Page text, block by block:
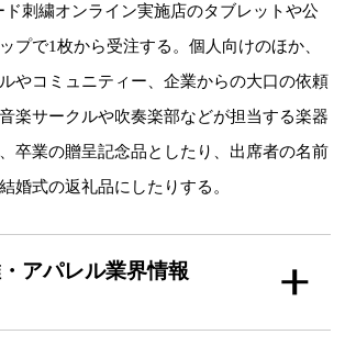
ド刺繍オンライン実施店のタブレットや公
プで1枚から受注する。個人向けのほか、
やコミュニティー、企業からの大口の依頼
楽サークルや吹奏楽部などが担当する楽器
卒業の贈呈記念品としたり、出席者の名前
婚式の返礼品にしたりする。
アパレル業界情報